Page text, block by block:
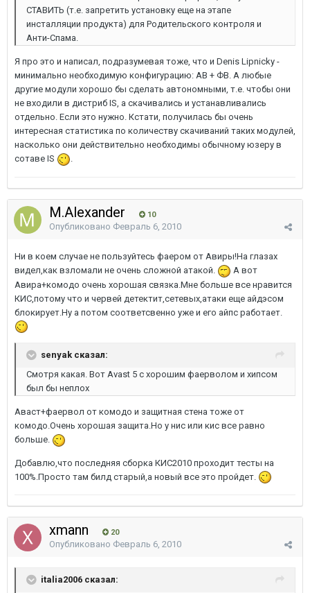
СТАВИТЬ (т.е. запретить установку еще на этапе
инсталляции продукта) для Родительского контроля и
Анти-Спама.
Я про это и написал, подразумевая тоже, что и Denis Lipnicky -
минимально необходимую конфигурацию: АВ + ФВ. А любые
другие модули хорошо бы сделать автономными, т.е. чтобы они
не входили в дистриб IS, а скачивались и устанавливались
отдельно. Если это нужно. Кстати, получилась бы очень
интересная статистика по количеству скачиваний таких модулей,
насколько они действительно необходимы обычному юзеру в
сотаве IS
.
M.Alexander 10
Опубликовано Февраль 6, 2010
Ни в коем случае не пользуйтесь фаером от Авиры!На глазах
видел,как взломали не очень сложной атакой.
А вот
Авира+комодо очень хорошая связка.Мне больше все нравится
КИС,потому что и червей детектит,сетевых,атаки еще айдэсом
блокирует.Ну а потом соответсвенно уже и его айпс работает.
senyak сказал:
Смотря какая. Вот Avast 5 с хорошим фаерволом и хипсом
был бы неплох
Аваст+фаервол от комодо и защитная стена тоже от
комодо.Очень хорошая защита.Но у нис или кис все равно
больше.
Добавлю,что последняя сборка КИС2010 проходит тесты на
100%.Просто там билд старый,а новый все это пройдет.
xmann 20
Опубликовано Февраль 6, 2010
italia2006 сказал: